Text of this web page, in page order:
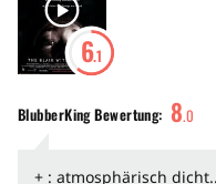
6.1
BlubberKingBewertung: 8.0
+ : atmosphärisch